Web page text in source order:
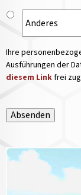
Ihre
Ausführungen der
diesem Linkfrei
Absenden